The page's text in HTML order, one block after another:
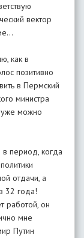
вектор
как в
позитивно
в Пермский
министра
можно
период, когда
отдачи, а
32 года!
работой, он
мне
Путин